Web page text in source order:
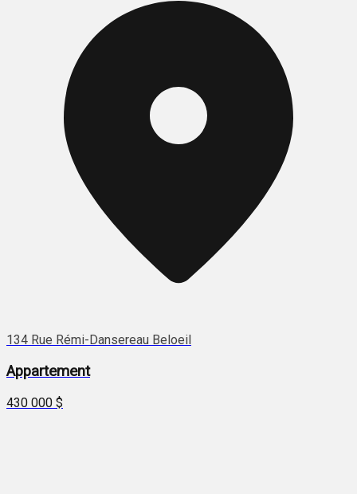
134 Rue Rémi-Dansereau Beloeil
Appartement
430 000 $